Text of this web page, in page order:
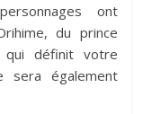
ont
du prince
définit votre
sera également